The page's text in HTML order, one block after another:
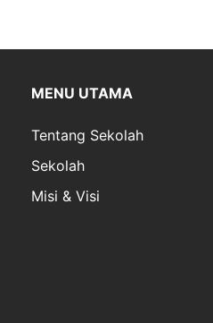
MENU UTAMA
Tentang Sekolah
Sekolah
Misi & Visi